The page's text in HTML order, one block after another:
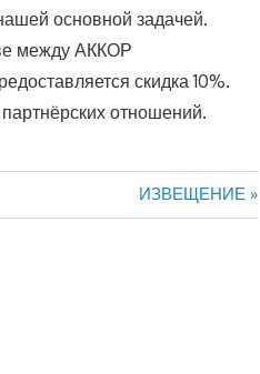
основной задачей.
между АККОР
скидка 10%.
отношений.
Следующая
запись:
ИЗВЕЩЕНИЕ